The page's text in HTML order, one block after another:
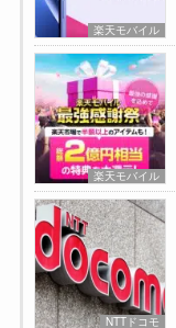
楽天モバイル
楽天モバイル
NTTドコモ